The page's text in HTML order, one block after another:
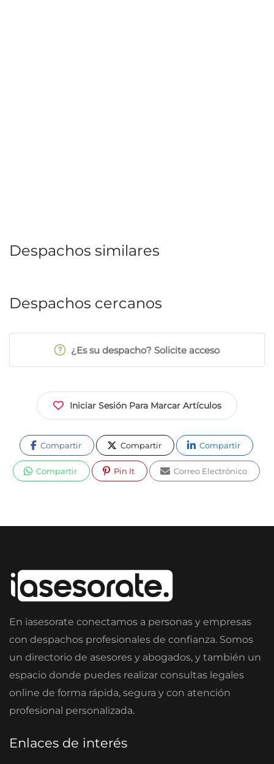
Despachos similares
Despachos cercanos
¿Es su despacho? Solicite acceso
Iniciar Sesión Para Marcar Artículos
Compartir Compartir Compartir
Compartir Pin It Correo Electrónico
En iasesorate conectamos a personas y empresas
con despachos profesionales de confianza. Somos
un directorio de asesores y abogados, y también un
espacio donde puedes realizar consultas legales
online de forma rápida, segura y con atención
profesional personalizada.
Enlaces de interés